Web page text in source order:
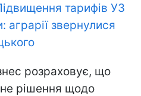
тарифів УЗ
аграрії звернулися
розраховує, що
рішення щодо